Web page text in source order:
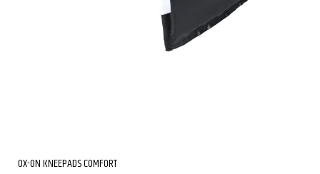
OX-ON KNEEPADS COMFORT